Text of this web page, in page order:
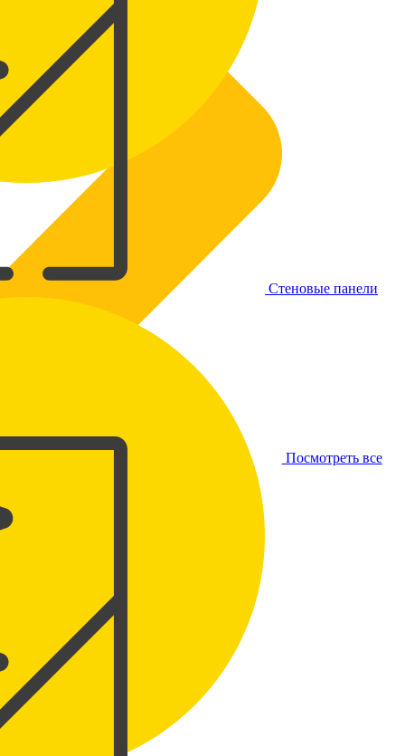
Посмотреть все
Стеновые панели